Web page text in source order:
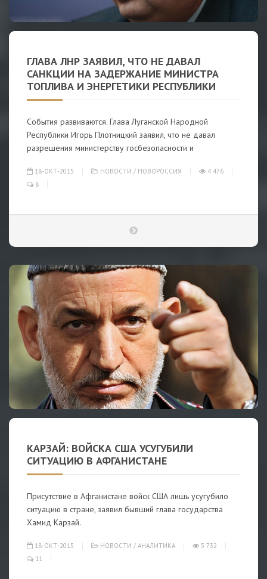
ГЛАВА ЛНР ЗАЯВИЛ, ЧТО НЕ ДАВАЛ
САНКЦИИ НА ЗАДЕРЖАНИЕ МИНИСТРА
ТОПЛИВА И ЭНЕРГЕТИКИ РЕСПУБЛИКИ
События развиваются. Глава Луганской Народной
Республики Игорь Плотницкий заявил, что не давал
разрешения министерству госбезопасности и
18-ОКТ-2015 НОВОСТИ / НОВОРОССИЯ
4 476
8
КАРЗАЙ: ВОЙСКА США УСУГУБИЛИ
СИТУАЦИЮ В АФГАНИСТАНЕ
Присутствие в Афганистане войск США лишь усугубило
ситуацию в стране, заявил бывший глава государства
Хамид Карзай.
18-ОКТ-2015 НОВОСТИ / АНАЛИТИКА
5 732
11